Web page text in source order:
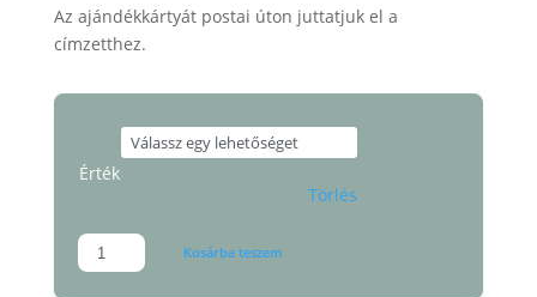
Az ajándékkártyát postai úton juttatjuk el a
címzetthez.
Érték
Törlés
Ajándékkártya
mennyiség
Kosárba teszem